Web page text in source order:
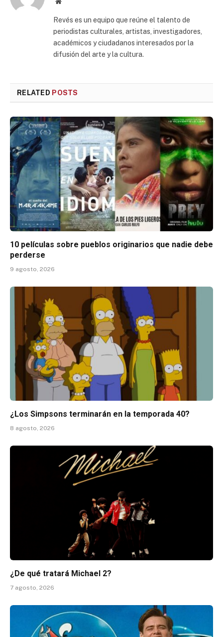
Revés es un equipo que reúne el talento de
periodistas culturales, artistas, investigadores,
académicos y ciudadanos interesados por la
difusión del arte y la cultura.
RELATED POSTS
10 películas sobre pueblos originarios que nadie debe
perderse
9 agosto, 2026
¿Los Simpsons terminarán en la temporada 40?
8 agosto, 2026
¿De qué tratará Michael 2?
7 agosto, 2026